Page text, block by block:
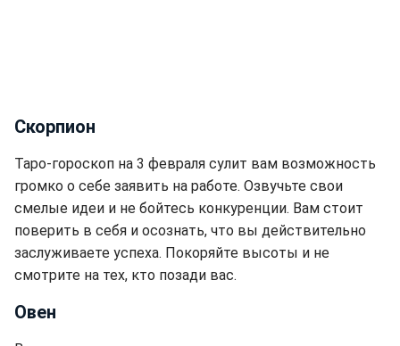
Скорпион
Таро-гороскоп на 3 февраля сулит вам возможность
громко о себе заявить на работе. Озвучьте свои
смелые идеи и не бойтесь конкуренции. Вам стоит
поверить в себя и осознать, что вы действительно
заслуживаете успеха. Покоряйте высоты и не
смотрите на тех, кто позади вас.
Овен